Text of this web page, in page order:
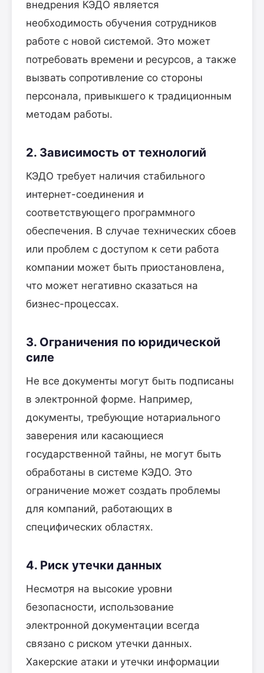
внедрения КЭДО является
необходимость обучения сотрудников
работе с новой системой. Это может
потребовать времени и ресурсов, а также
вызвать сопротивление со стороны
персонала, привыкшего к традиционным
методам работы.
2. Зависимость от технологий
КЭДО требует наличия стабильного
интернет-соединения и
соответствующего программного
обеспечения. В случае технических сбоев
или проблем с доступом к сети работа
компании может быть приостановлена,
что может негативно сказаться на
бизнес-процессах.
3. Ограничения по юридической
силе
Не все документы могут быть подписаны
в электронной форме. Например,
документы, требующие нотариального
заверения или касающиеся
государственной тайны, не могут быть
обработаны в системе КЭДО. Это
ограничение может создать проблемы
для компаний, работающих в
специфических областях.
4. Риск утечки данных
Несмотря на высокие уровни
безопасности, использование
электронной документации всегда
связано с риском утечки данных.
Хакерские атаки и утечки информации